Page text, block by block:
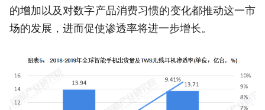
的增加以及对数字产品消费习惯的变化都推动这一市
场的发展，进而促使渗透率将进一步增长。